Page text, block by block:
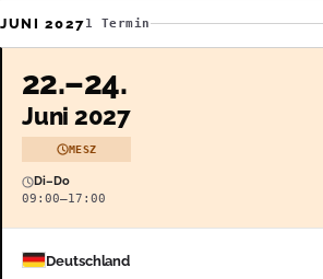
JUNI 20271 Termin
22.–24.
Juni 2027
MESZ
Di–Do
09:00–17:00
Deutschland